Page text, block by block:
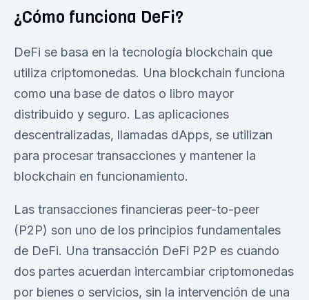
¿Cómo funciona DeFi?
DeFi se basa en la tecnología blockchain que
utiliza criptomonedas. Una blockchain funciona
como una base de datos o libro mayor
distribuido y seguro. Las aplicaciones
descentralizadas, llamadas dApps, se utilizan
para procesar transacciones y mantener la
blockchain en funcionamiento.
Las transacciones financieras peer-to-peer
(P2P) son uno de los principios fundamentales
de DeFi. Una transacción DeFi P2P es cuando
dos partes acuerdan intercambiar criptomonedas
por bienes o servicios, sin la intervención de una